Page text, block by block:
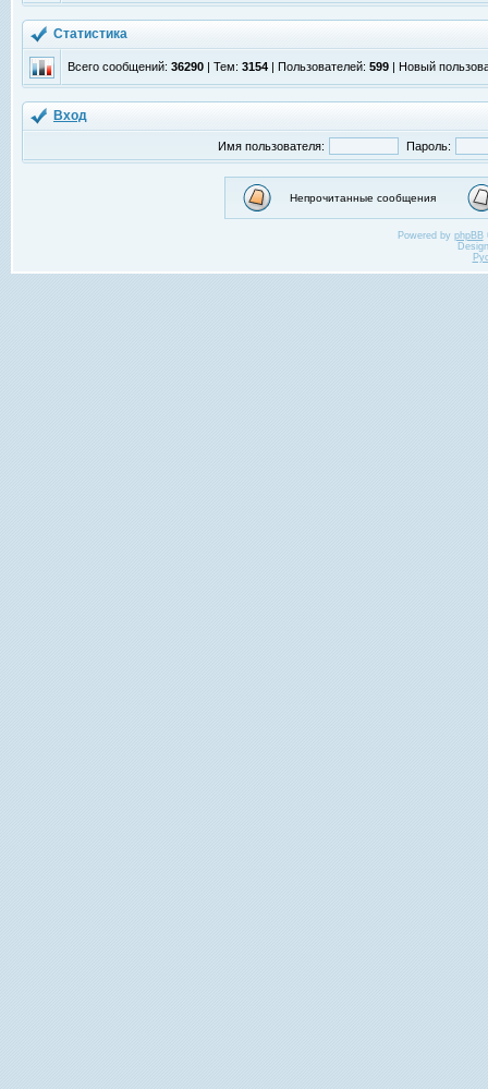
Статистика
Всего сообщений: 36290 | Тем: 3154 | Пользователей: 599 | Новый
Вход
Имя пользователя: Пароль:
Непрочитанные сообщения
Powered by phpBB